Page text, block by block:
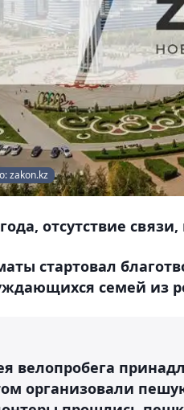
zakon.kz
отсутствие
стартовал
семей из
велопробега
организовали